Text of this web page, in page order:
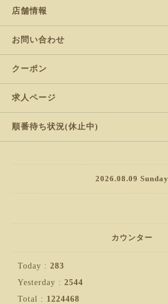
店舗情報
お問い合わせ
クーポン
求人ページ
順番待ち状況(休止中)
2026.08.09 Sunday
カウンター
Today : 283
Yesterday : 2544
Total : 1224468